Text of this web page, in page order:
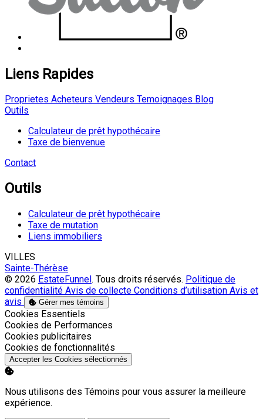
Liens Rapides
Proprietes Acheteurs Vendeurs Temoignages Blog
Outils
Calculateur de prêt hypothécaire
Taxe de bienvenue
Contact
Outils
Calculateur de prêt hypothécaire
Taxe de mutation
Liens immobiliers
VILLES
Sainte-Thérèse
© 2026 EstateFunnel . Tous droits réservés. Politique de
confidentialité Avis de collecte Conditions d’utilisation Avis et
avis
Gérer mes témoins
Activer
Cookies Essentiels
Activer
Cookies de Performances
Activer
Cookies publicitaires
Activer
Cookies de fonctionnalités
Accepter les Cookies sélectionnés
Nous utilisons des Témoins pour vous assurer la meilleure
expérience.